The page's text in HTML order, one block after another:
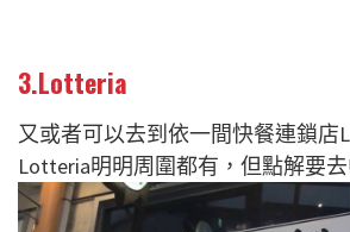
3.Lotteria
又或者可以去到依一間快餐連鎖店
Lotteria明明周圍都有，但點解要